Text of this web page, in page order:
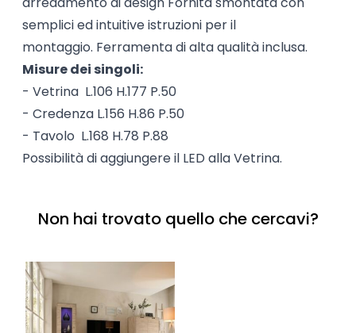
semplici ed intuitive istruzioni per il
montaggio. Ferramenta di alta qualità inclusa.
Misure dei singoli:
- Vetrina L.106 H.177 P.50
- Credenza L.156 H.86 P.50
- Tavolo L.168 H.78 P.88
Possibilità di aggiungere il LED alla Vetrina.
Non hai trovato quello che cercavi?